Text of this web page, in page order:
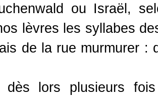
ou Israël,
lèvres les syllabes
de la rue murmurer :
dès lors plusieurs